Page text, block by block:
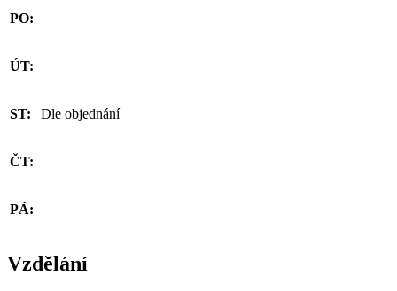
PO:
ÚT:
ST: Dle objednání
ČT:
PÁ:
Vzdělání